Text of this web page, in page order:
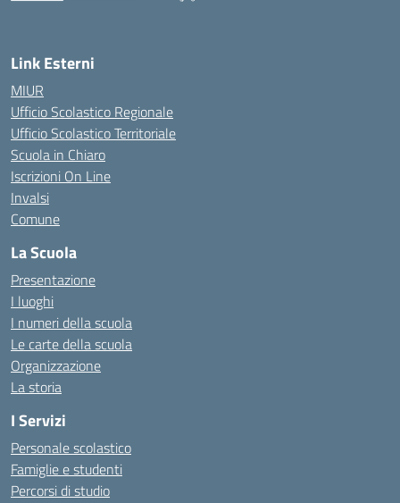
Link Esterni
MIUR
Ufficio Scolastico Regionale
Ufficio Scolastico Territoriale
Scuola in Chiaro
Iscrizioni On Line
Invalsi
Comune
La Scuola
Presentazione
I luoghi
I numeri della scuola
Le carte della scuola
Organizzazione
La storia
I Servizi
Personale scolastico
Famiglie e studenti
Percorsi di studio